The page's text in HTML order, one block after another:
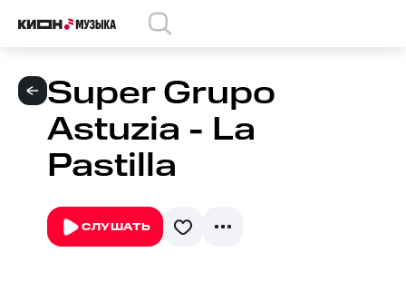
Super Grupo
Astuzia - La
Pastilla
СЛУШАТЬ